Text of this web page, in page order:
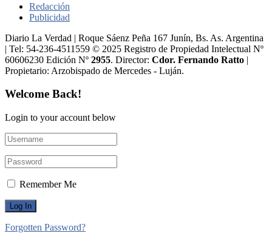
Redacción
Publicidad
Diario La Verdad | Roque Sáenz Peña 167 Junín, Bs. As. Argentina
| Tel: 54-236-4511559 © 2025 Registro de Propiedad Intelectual Nº
60606230 Edición Nº 2955. Director:​ Cdor. Fernando Ratto |
Propietario:​ Arzobispado de Mercedes - Luján.
Welcome Back!
Login to your account below
Remember Me
Forgotten Password?